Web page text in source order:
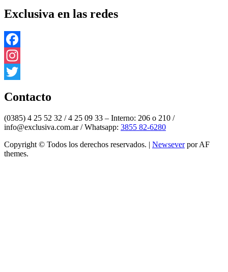
Exclusiva en las redes
Facebook
Instagram
Contacto
(0385) 4 25 52 32 / 4 25 09 33 – Interno: 206 o 210 /
info@exclusiva.com.ar / Whatsapp: 3855 82-6280
Copyright © Todos los derechos reservados. | Newseverpor AF
themes.